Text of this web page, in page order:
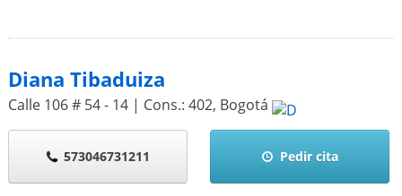
Diana Tibaduiza
Calle 106 # 54 - 14 | Cons.: 402, Bogotá
573046731211 Pedir cita